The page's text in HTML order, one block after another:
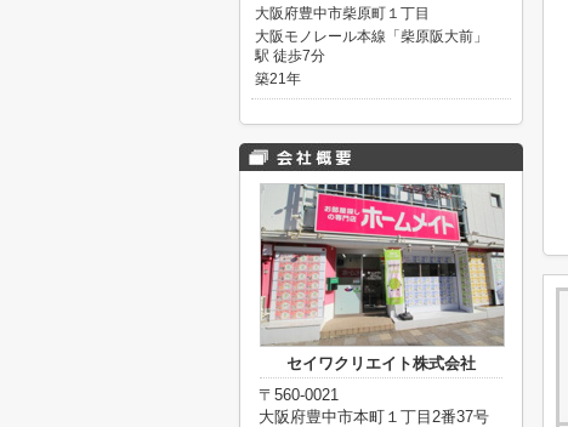
大阪府豊中市柴原町１丁目
大阪モノレール本線「柴原阪大前」
駅 徒歩7分
築21年
セイワクリエイト株式会社
〒560-0021
大阪府豊中市本町１丁目2番37号